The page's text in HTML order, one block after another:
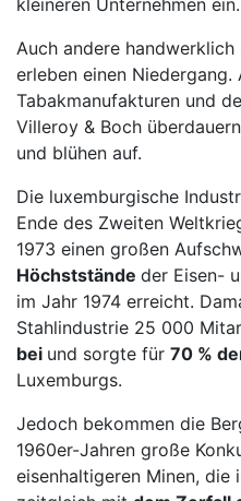
Auch andere
erleben einen Niedergang.
Tabakmanufakturen und
Villeroy & Boch
und blühen auf.
Die luxemburgische
Ende des Zweiten
1973 einen großen
Höchststände der Eisen-
im Jahr 1974 erreicht.
Stahlindustrie 25 000
bei und sorgte für 70 %
Luxemburgs.
Jedoch bekommen die
1960er-Jahren große
eisenhaltigeren Minen, die